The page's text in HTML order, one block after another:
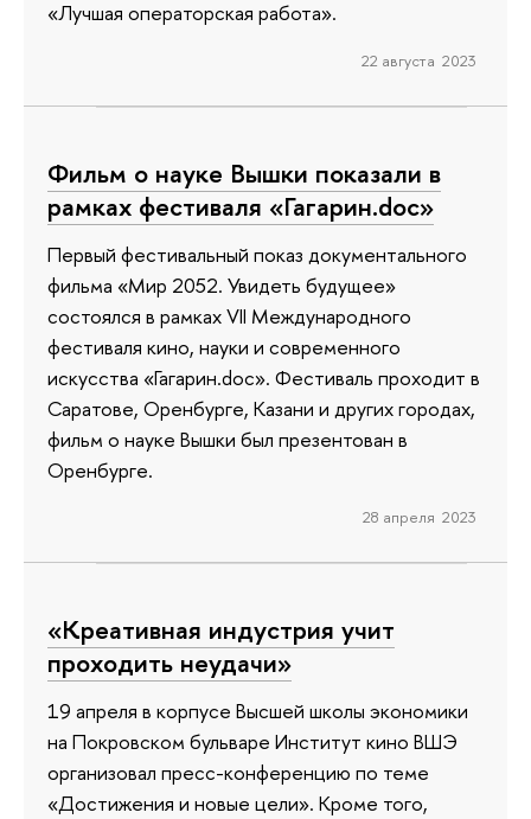
«Лучшая операторская работа».
22 августа 2023
Фильм о науке Вышки показали в
рамках фестиваля «Гагарин.doc»
Первый фестивальный показ документального
фильма «Мир 2052. Увидеть будущее»
состоялся в рамках VII Международного
фестиваля кино, науки и современного
искусства «Гагарин.doc». Фестиваль проходит в
Саратове, Оренбурге, Казани и других городах,
фильм о науке Вышки был презентован в
Оренбурге.
28 апреля 2023
«Креативная индустрия учит
проходить неудачи»
19 апреля в корпусе Высшей школы экономики
на Покровском бульваре Институт кино ВШЭ
организовал пресс-конференцию по теме
«Достижения и новые цели». Кроме того,